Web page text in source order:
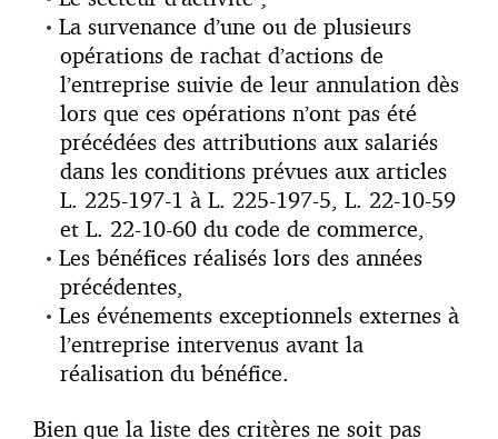
La survenance d’une ou de plusieurs
opérations de rachat d’actions de
l’entreprise suivie de leur annulation dès
lors que ces opérations n’ont pas été
précédées des attributions aux salariés
dans les conditions prévues aux articles
L. 225-197-1 à L. 225-197-5, L. 22-10-59
et L. 22-10-60 du code de commerce,
Les bénéfices réalisés lors des années
précédentes,
Les événements exceptionnels externes à
l’entreprise intervenus avant la
réalisation du bénéfice.
Bien que la liste des critères ne soit pas